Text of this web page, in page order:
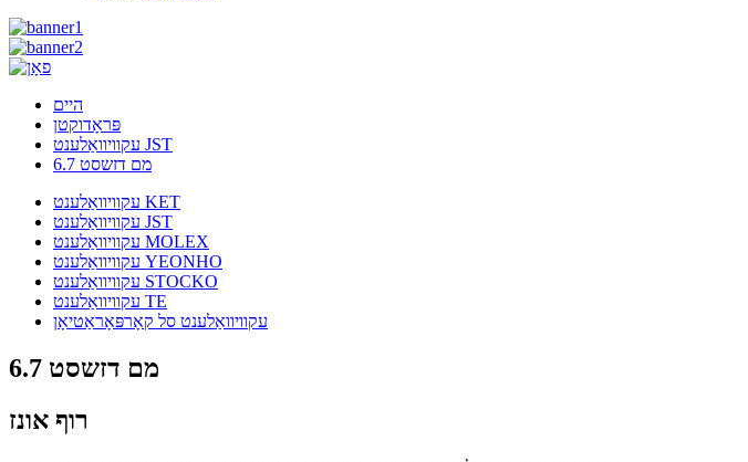
היים
פּראָדוקטן
עקוויוואַלענט JST
6.7 מם דזשסט
עקוויוואַלענט KET
עקוויוואַלענט JST
עקוויוואַלענט MOLEX
עקוויוואַלענט YEONHO
עקוויוואַלענט STOCKO
עקוויוואַלענט TE
עקוויוואַלענט סל קאָרפּאָראַטיאָן
6.7 מם דזשסט
רוף אונז